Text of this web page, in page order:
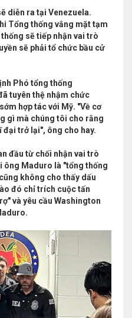
diễn ra tại Venezuela.
Tổng thống vắng mặt tạm
sẽ tiếp nhận vai trò
sẽ phải tổ chức bầu cử
Phó tổng thống
tuyên thệ nhậm chức
hợp tác với Mỹ. "Về cơ
gì mà chúng tôi cho rằng
đại trở lại", ông cho hay.
đầu từ chối nhận vai trò
ông Maduro là "tổng thống
không cho thấy dấu
đó chỉ trích cuộc tấn
và yêu cầu Washington